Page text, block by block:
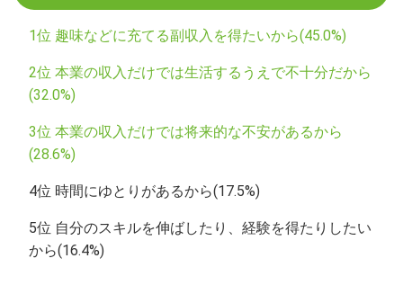
1位 趣味などに充てる副収入を得たいから(45.0%)
2位 本業の収入だけでは生活するうえで不十分だから
(32.0%)
3位 本業の収入だけでは将来的な不安があるから
(28.6%)
4位 時間にゆとりがあるから(17.5%)
5位 自分のスキルを伸ばしたり、経験を得たりしたい
から(16.4%)